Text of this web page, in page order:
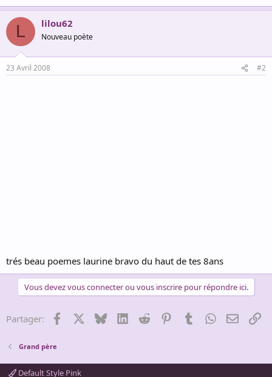
L lilou62
Nouveau poète
23 Avril 2008 #2
trés beau poemes laurine bravo du haut de tes 8ans
Vous devez vous connecter ou vous inscrire pour répondre ici.
Partager: Facebook BlueskyLinkedInReddit PinterestTumblrWhatsApp
Email
Grand père
Default Style Pink